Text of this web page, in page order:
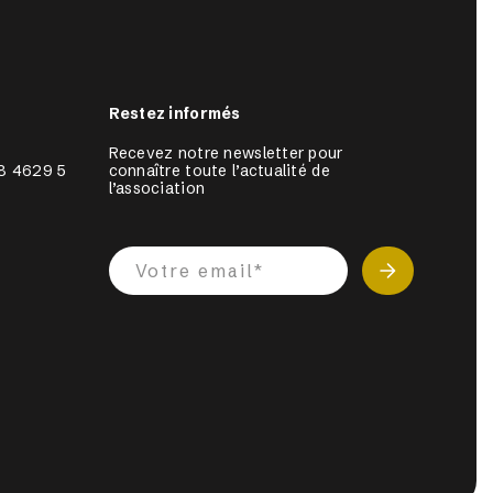
4629 5
Restez informés
Recevez notre newsletter pour
connaître toute l’actualité de
l’association